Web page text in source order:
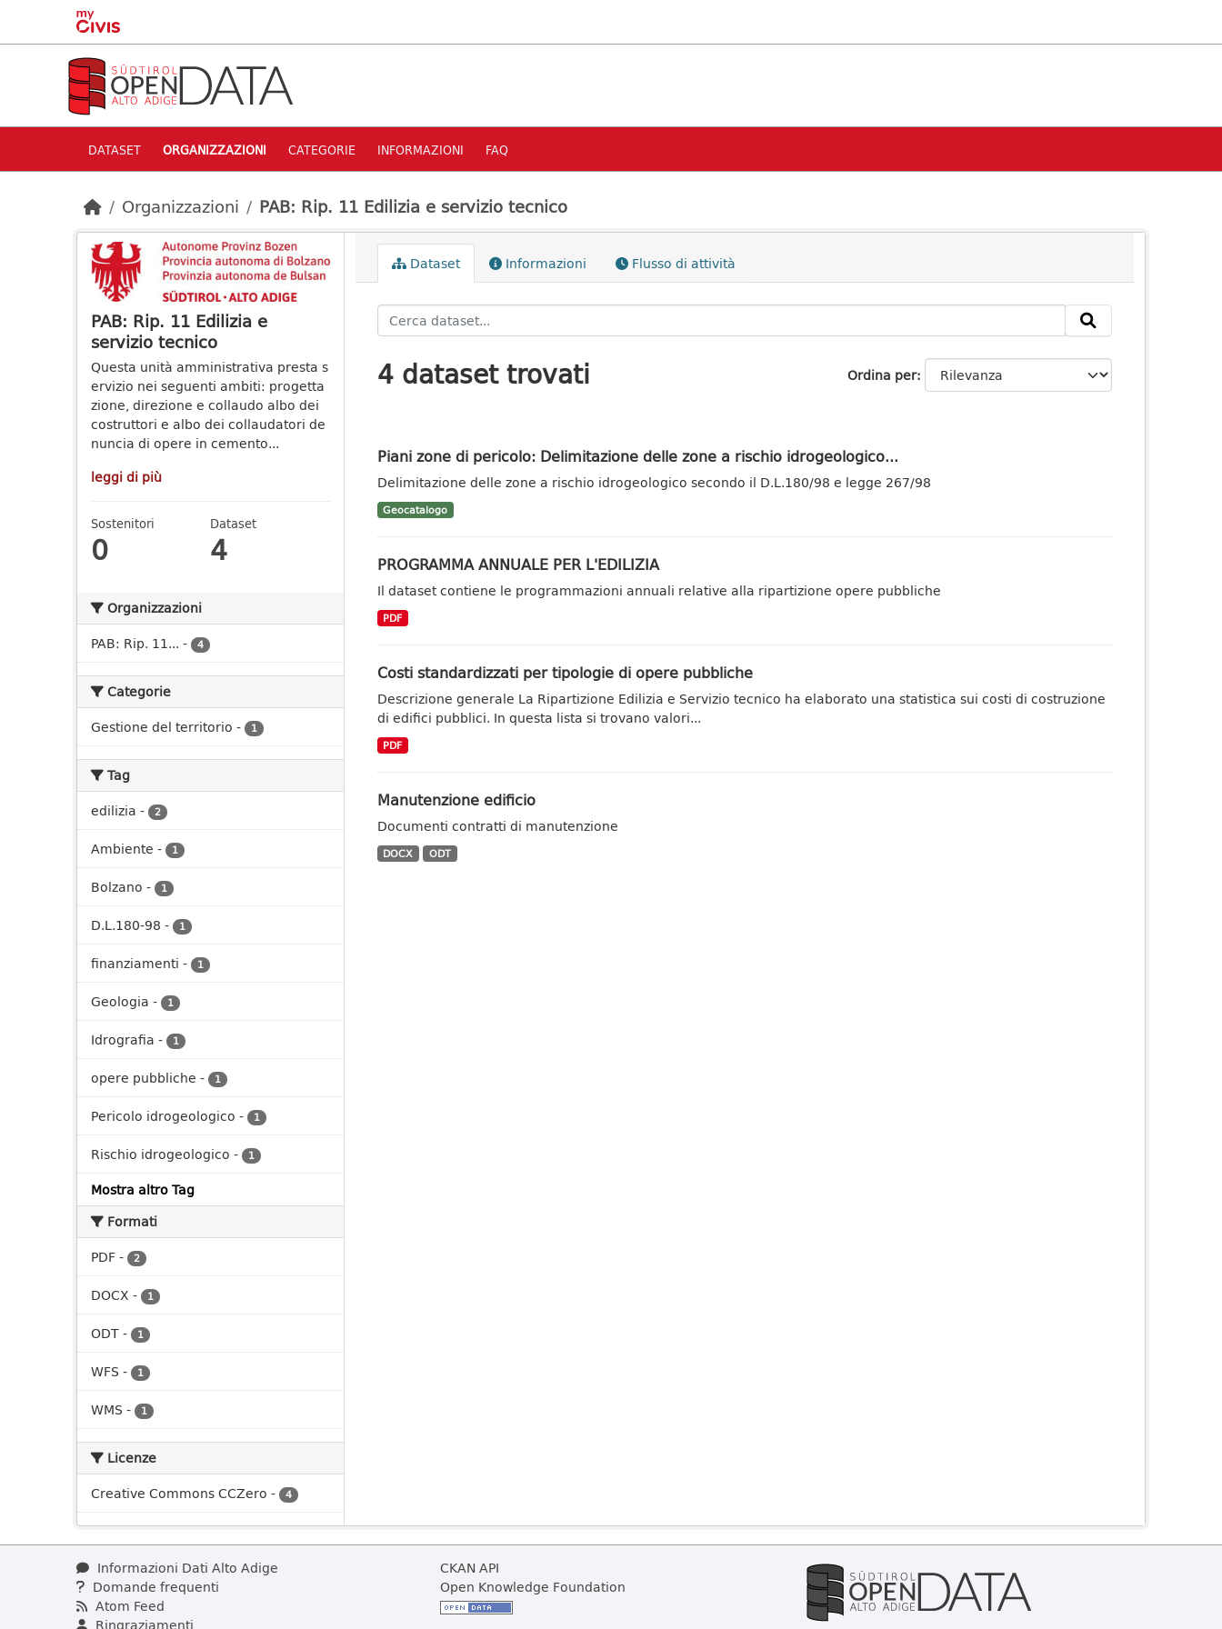
Skip to main content
DATASET ORGANIZZAZIONI CATEGORIE INFORMAZIONI FAQ
Organizzazioni PAB: Rip. 11 Edilizia e servizio tecnico
PAB: Rip. 11 Edilizia e
servizio tecnico
Questa unità amministrativa presta s
ervizio nei seguenti ambiti: progetta
zione, direzione e collaudo albo dei
costruttori e albo dei collaudatori de
nuncia di opere in cemento...
leggi di più
Sostenitori
0
Dataset
4
Organizzazioni
PAB: Rip. 11... - 4
Categorie
Gestione del territorio - 1
Tag
edilizia - 2
Ambiente - 1
Bolzano - 1
D.L.180-98 - 1
finanziamenti - 1
Geologia - 1
Idrografia - 1
opere pubbliche - 1
Pericolo idrogeologico - 1
Rischio idrogeologico - 1
Mostra altro Tag
Formati
PDF- 2
DOCX - 1
ODT- 1
WFS - 1
WMS - 1
Licenze
Creative Commons CCZero - 4
Dataset Informazioni Flusso di attività
Ordina per
4 dataset trovati
Piani zone di pericolo: Delimitazione delle zone a rischio idrogeologico...
Delimitazione delle zone a rischio idrogeologico secondo il D.L.180/98 e legge 267/98
Geocatalogo
PROGRAMMA ANNUALE PER L'EDILIZIA
Il dataset contiene le programmazioni annuali relative alla ripartizione opere pubbliche
PDF
Costi standardizzati per tipologie di opere pubbliche
Descrizione generale La Ripartizione Edilizia e Servizio tecnico ha elaborato una statistica sui costi di costruzione
di edifici pubblici. In questa lista si trovano valori...
PDF
Manutenzione edificio
Documenti contratti di manutenzione
DOCX ODT
Informazioni Dati Alto Adige
Domande frequenti
Atom Feed
CKAN API
Open Knowledge Foundation